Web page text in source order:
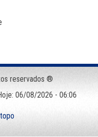
reservados ®
06/08/2026 - 06:06